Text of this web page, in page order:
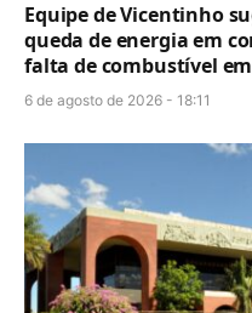
Equipe de Vicentinho
queda de energia em
falta de combustível
6 de agosto de 2026 - 18:11